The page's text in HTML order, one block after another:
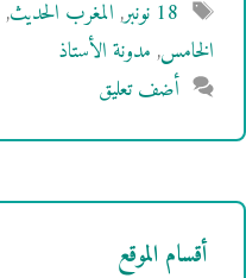
الوسوم
18 نونبر ,المغرب الحديث,
الخامس,مدونة الأستاذ
أضف تعليق
أقسام الموقع